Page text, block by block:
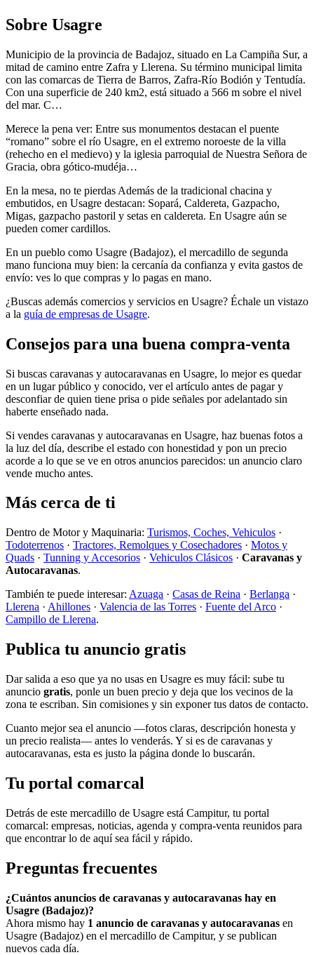
Sobre Usagre
Municipio de la provincia de Badajoz, situado en La Campiña Sur, a
mitad de camino entre Zafra y Llerena. Su término municipal limita
con las comarcas de Tierra de Barros, Zafra-Río Bodión y Tentudía.
Con una superficie de 240 km2, está situado a 566 m sobre el nivel
del mar. C…
Merece la pena ver: Entre sus monumentos destacan el puente
“romano” sobre el río Usagre, en el extremo noroeste de la villa
(rehecho en el medievo) y la iglesia parroquial de Nuestra Señora de
Gracia, obra gótico-mudéja…
En la mesa, no te pierdas Además de la tradicional chacina y
embutidos, en Usagre destacan: Sopará, Caldereta, Gazpacho,
Migas, gazpacho pastoril y setas en caldereta. En Usagre aún se
pueden comer cardillos.
En un pueblo como Usagre (Badajoz), el mercadillo de segunda
mano funciona muy bien: la cercanía da confianza y evita gastos de
envío: ves lo que compras y lo pagas en mano.
¿Buscas además comercios y servicios en Usagre? Échale un vistazo
a la guía de empresas de Usagre.
Consejos para una buena compra-venta
Si buscas caravanas y autocaravanas en Usagre, lo mejor es quedar
en un lugar público y conocido, ver el artículo antes de pagar y
desconfiar de quien tiene prisa o pide señales por adelantado sin
haberte enseñado nada.
Si vendes caravanas y autocaravanas en Usagre, haz buenas fotos a
la luz del día, describe el estado con honestidad y pon un precio
acorde a lo que se ve en otros anuncios parecidos: un anuncio claro
vende mucho antes.
Más cerca de ti
Dentro de Motor y Maquinaria: Turismos, Coches, Vehiculos ·
Todoterrenos · Tractores, Remolques y Cosechadores · Motos y
Quads · Tunning y Accesorios · Vehiculos Clásicos · Caravanas y
Autocaravanas.
También te puede interesar: Azuaga · Casas de Reina · Berlanga ·
Llerena · Ahillones · Valencia de las Torres · Fuente del Arco ·
Campillo de Llerena.
Publica tu anuncio gratis
Dar salida a eso que ya no usas en Usagre es muy fácil: sube tu
anuncio gratis, ponle un buen precio y deja que los vecinos de la
zona te escriban. Sin comisiones y sin exponer tus datos de contacto.
Cuanto mejor sea el anuncio —fotos claras, descripción honesta y
un precio realista— antes lo venderás. Y si es de caravanas y
autocaravanas, esta es justo la página donde lo buscarán.
Tu portal comarcal
Detrás de este mercadillo de Usagre está Campitur, tu portal
comarcal: empresas, noticias, agenda y compra-venta reunidos para
que encontrar lo de aquí sea fácil y rápido.
Preguntas frecuentes
¿Cuántos anuncios de caravanas y autocaravanas hay en
Usagre (Badajoz)?
Ahora mismo hay 1 anuncio de caravanas y autocaravanas en
Usagre (Badajoz) en el mercadillo de Campitur, y se publican
nuevos cada día.